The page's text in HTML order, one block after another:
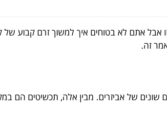
אבל אתם לא בטוחים איך למשוך זרם קבוע
זה.
שונים של אביזרים. מבין אלה, תכשיטים הם